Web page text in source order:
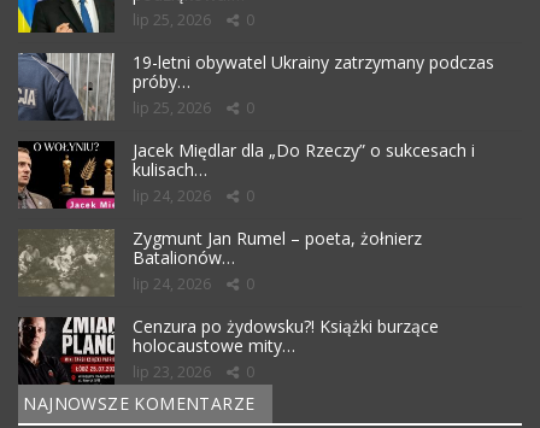
lip 25, 2026 0
19-letni obywatel Ukrainy zatrzymany podczas
próby…
lip 25, 2026 0
Jacek Międlar dla „Do Rzeczy” o sukcesach i
kulisach…
lip 24, 2026 0
Zygmunt Jan Rumel – poeta, żołnierz
Batalionów…
lip 24, 2026 0
Cenzura po żydowsku?! Książki burzące
holocaustowe mity…
lip 23, 2026 0
NAJNOWSZE KOMENTARZE